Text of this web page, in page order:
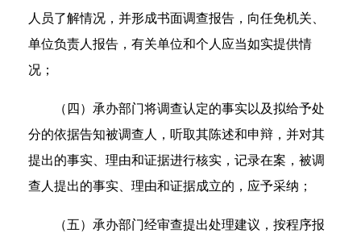
人员了解情况，并形成书面调查报告，向任免机关、
单位负责人报告，有关单位和个人应当如实提供情
况；
（四）承办部门将调查认定的事实以及拟给予处
分的依据告知被调查人，听取其陈述和申辩，并对其
提出的事实、理由和证据进行核实，记录在案，被调
查人提出的事实、理由和证据成立的，应予采纳；
（五）承办部门经审查提出处理建议，按程序报